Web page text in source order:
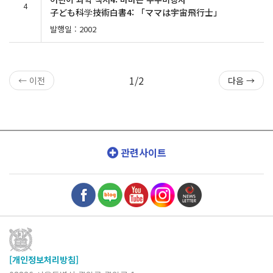
4
子ども科学技術白書4: 「ママは宇宙飛行士」
발행일 : 2002
← 이전 1/2 다음 →
관련사이트
[개인정보처리방침]